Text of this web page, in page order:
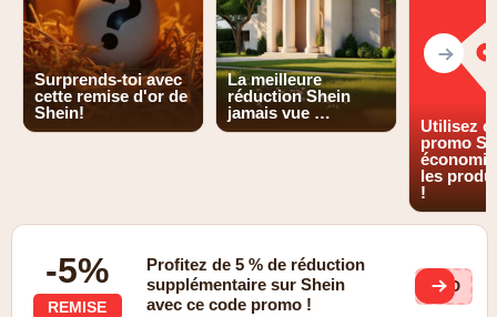
Surprends-toi avec
cette remise d'or de
Shein!
La meilleure
réduction Shein
jamais vue …
Utilisez
promo
les
!
-5%
REMISE
Profitez de 5 % de réduction
supplémentaire sur Shein
avec ce code promo !
MID